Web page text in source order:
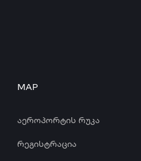
MAP
აეროპორტის რუკა
რეგისტრაცია